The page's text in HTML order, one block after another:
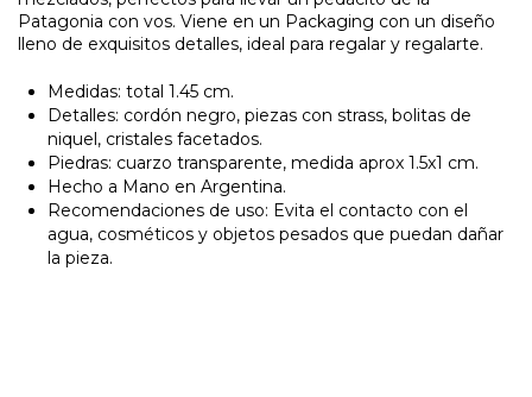
Patagonia con vos. Viene en un Packaging con un diseño
lleno de exquisitos detalles, ideal para regalar y regalarte.
Medidas: total 1.45 cm.
Detalles: cordón negro, piezas con strass, bolitas de
niquel, cristales facetados.
Piedras: cuarzo transparente, medida aprox 1.5x1 cm.
Hecho a Mano en Argentina.
Recomendaciones de uso: Evita el contacto con el
agua, cosméticos y objetos pesados que puedan dañar
la pieza.